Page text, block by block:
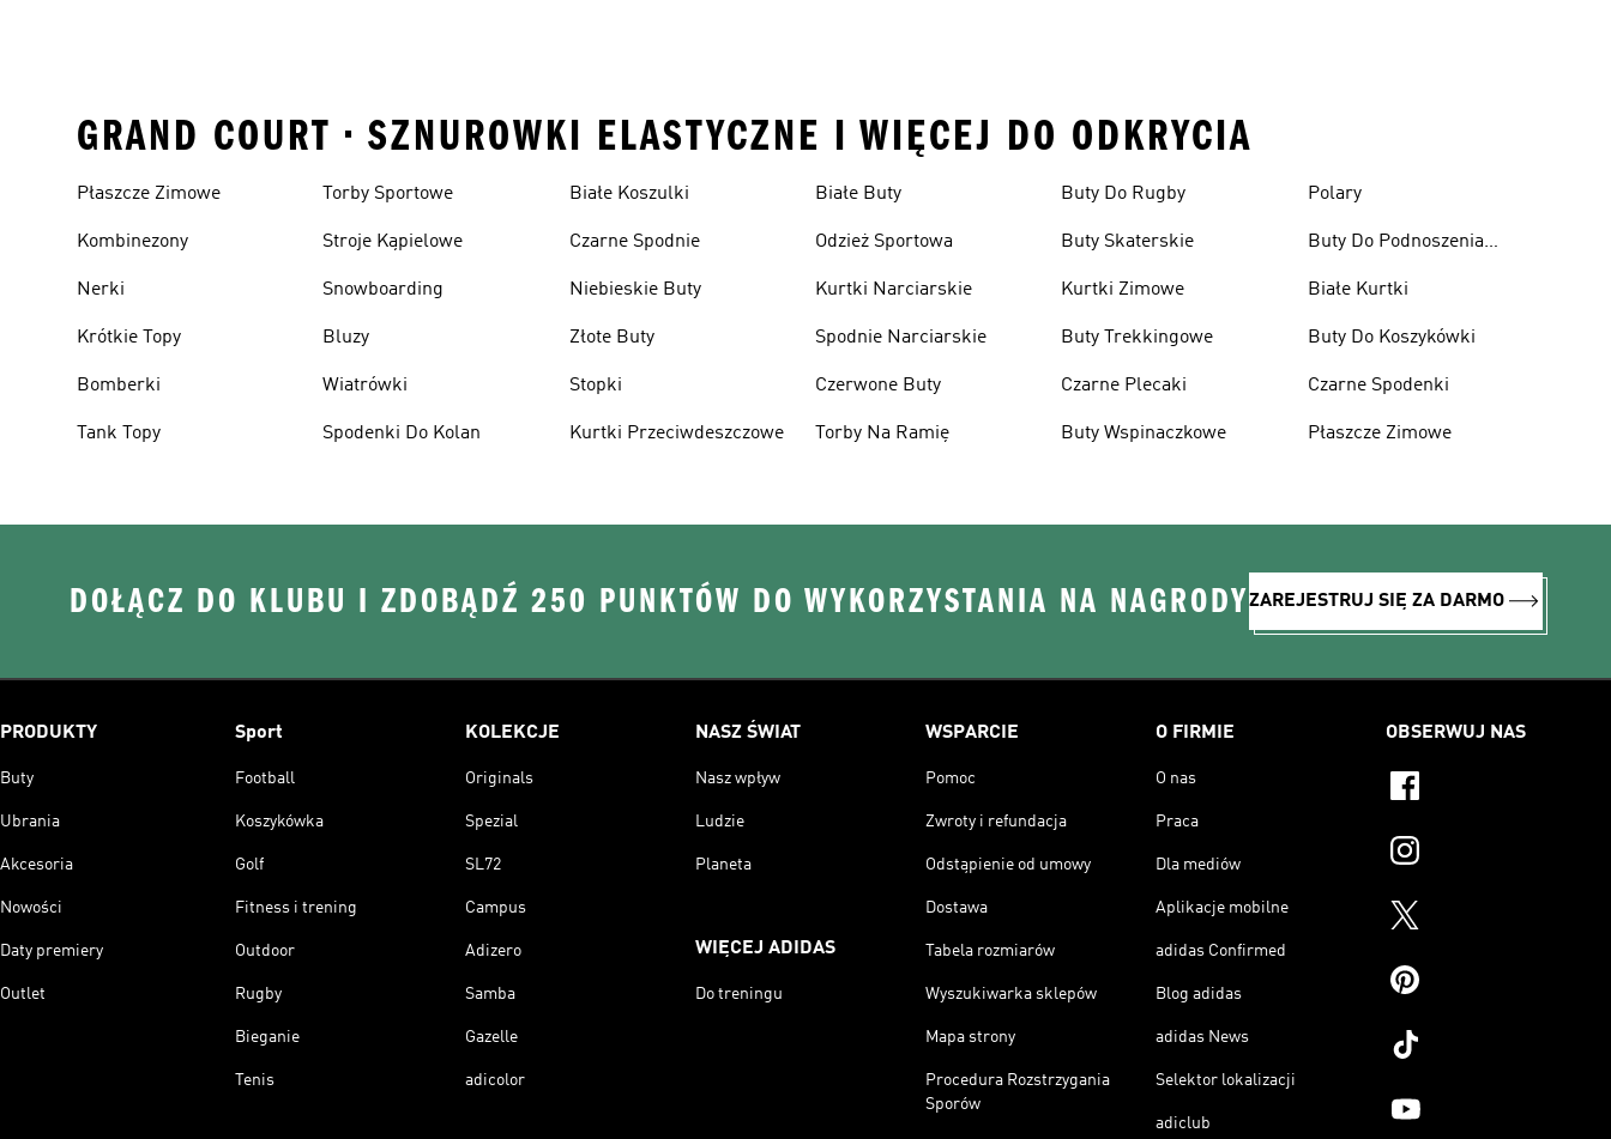
GRAND COURT • SZNUROWKI ELASTYCZNE I WIĘCEJ DO ODKRYCIA
Płaszcze Zimowe
Kombinezony
Nerki
Krótkie Topy
Bomberki
Tank Topy
Torby Sportowe
Stroje Kąpielowe
Snowboarding
Bluzy
Wiatrówki
Spodenki Do Kolan
Białe Koszulki
Czarne Spodnie
Niebieskie Buty
Złote Buty
Stopki
Kurtki Przeciwdeszczowe
Białe Buty
Odzież Sportowa
Kurtki Narciarskie
Spodnie Narciarskie
Czerwone Buty
Torby Na Ramię
Buty Do Rugby
Buty Skaterskie
Kurtki Zimowe
Buty Trekkingowe
Czarne Plecaki
Buty Wspinaczkowe
Polary
Buty Do Podnoszenia
Białe Kurtki
Buty Do Koszykówki
Czarne Spodenki
Płaszcze Zimowe
DOŁĄCZ DO KLUBU I ZDOBĄDŹ 250 PUNKTÓW DO WYKORZYSTANIA NA NAGRODYZAREJESTRUJ SIĘ ZA DARMO
PRODUKTY
Buty
Ubrania
Akcesoria
Nowości
Daty premiery
Outlet
Sport
Football
Koszykówka
Golf
Fitness i trening
Outdoor
Rugby
Bieganie
Tenis
KOLEKCJE
Originals
Spezial
SL72
Campus
Adizero
Samba
Gazelle
adicolor
NASZ ŚWIAT
Nasz wpływ
Ludzie
Planeta
WIĘCEJ ADIDAS
Do treningu
WSPARCIE
Pomoc
Zwroty i refundacja
Odstąpienie od umowy
Dostawa
Tabela rozmiarów
Wyszukiwarka sklepów
Mapa strony
Procedura Rozstrzygania
Sporów
O FIRMIE
O nas
Praca
Dla mediów
Aplikacje mobilne
adidas Confirmed
Blog adidas
adidas News
Selektor lokalizacji
adiclub
OBSERWUJ NAS